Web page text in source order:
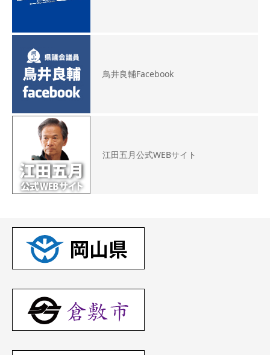
鳥井良輔Facebook
江田五月公式WEBサイト